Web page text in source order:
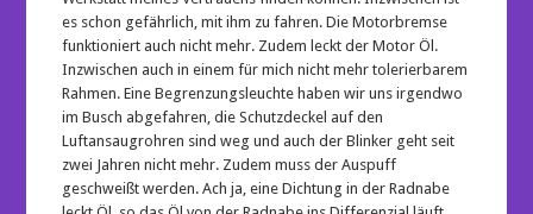
es schon gefährlich, mit ihm zu fahren. Die Motorbremse
funktioniert auch nicht mehr. Zudem leckt der Motor Öl.
Inzwischen auch in einem für mich nicht mehr tolerierbarem
Rahmen. Eine Begrenzungsleuchte haben wir uns irgendwo
im Busch abgefahren, die Schutzdeckel auf den
Luftansaugrohren sind weg und auch der Blinker geht seit
zwei Jahren nicht mehr. Zudem muss der Auspuff
geschweißt werden. Ach ja, eine Dichtung in der Radnabe